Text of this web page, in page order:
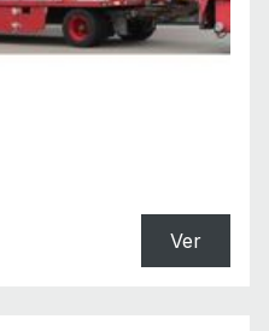
Ver